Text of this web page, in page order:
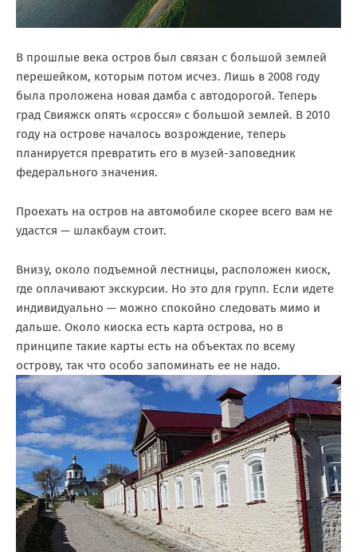
В прошлые века остров был связан с большой землей
перешейком, которым потом исчез. Лишь в 2008 году
была проложена новая дамба с автодорогой. Теперь
град Свияжск опять «сросся» с большой землей. В 2010
году на острове началось возрождение, теперь
планируется превратить его в музей-заповедник
федерального значения.
Проехать на остров на автомобиле скорее всего вам не
удастся — шлакбаум стоит.
Внизу, около подъемной лестницы, расположен киоск,
где оплачивают экскурсии. Но это для групп. Если идете
индивидуально — можно спокойно следовать мимо и
дальше. Около киоска есть карта острова, но в
принципе такие карты есть на объектах по всему
острову, так что особо запоминать ее не надо.